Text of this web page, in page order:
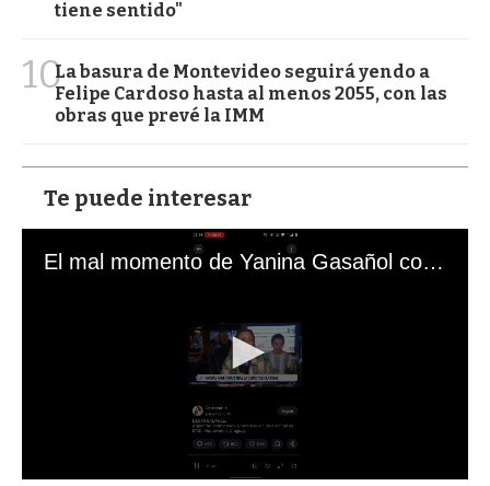
tiene sentido"
10La basura de Montevideo seguirá yendo a
Felipe Cardoso hasta al menos 2055, con las
obras que prevé la IMM
Te puede interesar
El mal momento de Yanina Gasañol con un hincha argentino en "Subrayado"